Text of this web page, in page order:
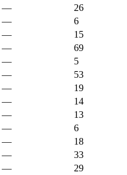
—
26
—
6
—
15
—
69
—
5
—
53
—
19
—
14
—
13
—
6
—
18
—
33
—
29